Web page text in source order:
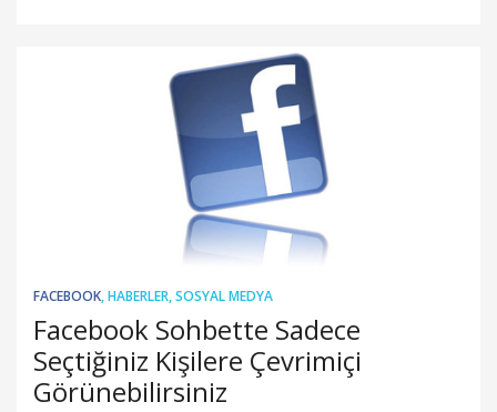
FACEBOOK,HABERLER,SOSYAL MEDYA
Facebook Sohbette Sadece
Seçtiğiniz Kişilere Çevrimiçi
Görünebilirsiniz